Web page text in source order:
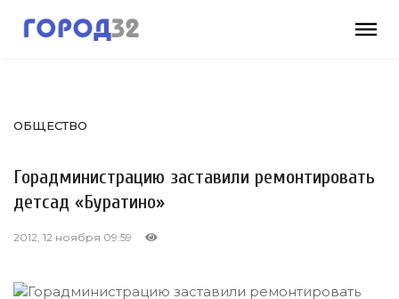
ОБЩЕСТВО
Горадминистрацию заставили ремонтировать
детсад «Буратино»
2012, 12 ноября 09:59